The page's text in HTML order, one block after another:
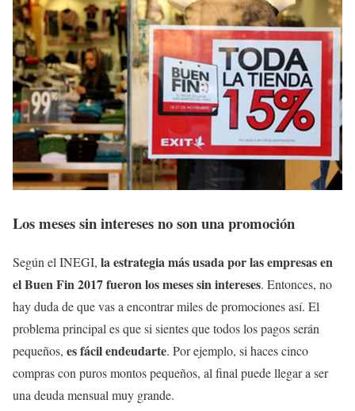
Los meses sin intereses no son una promoción
Según el INEGI, la estrategia más usada por las empresas en
el Buen Fin 2017 fueron los meses sin intereses. Entonces, no
hay duda de que vas a encontrar miles de promociones así. El
problema principal es que si sientes que todos los pagos serán
pequeños, es fácil endeudarte. Por ejemplo, si haces cinco
compras con puros montos pequeños, al final puede llegar a ser
una deuda mensual muy grande.